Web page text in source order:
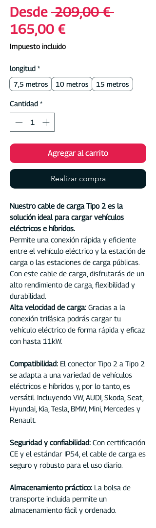
Desde 209,00 € Precio
165,00 €
de
Impuesto incluido
longitud *
7,5 metros 10 metros 15 metros
Cantidad *
Agregar al carrito
Realizar compra
Nuestro cable de carga Tipo 2 es la
solución ideal para cargar vehículos
eléctricos e híbridos.
Permite una conexión rápida y eficiente
entre el vehículo eléctrico y la estación de
carga o las estaciones de carga públicas.
Con este cable de carga, disfrutarás de un
alto rendimiento de carga, flexibilidad y
durabilidad.
Alta velocidad de carga: Gracias a la
conexión trifásica podrás cargar tu
vehículo eléctrico de forma rápida y eficaz
con hasta 11kW.
Compatibilidad: El conector Tipo 2 a Tipo 2
se adapta a una variedad de vehículos
eléctricos e híbridos y, por lo tanto, es
versátil. Incluyendo VW, AUDI, Skoda, Seat,
Hyundai, Kia, Tesla, BMW, Mini, Mercedes y
Renault.
Seguridad y confiabilidad: Con certificación
CE y el estándar IP54, el cable de carga es
seguro y robusto para el uso diario.
Almacenamiento práctico: La bolsa de
transporte incluida permite un
almacenamiento fácil y ordenado.